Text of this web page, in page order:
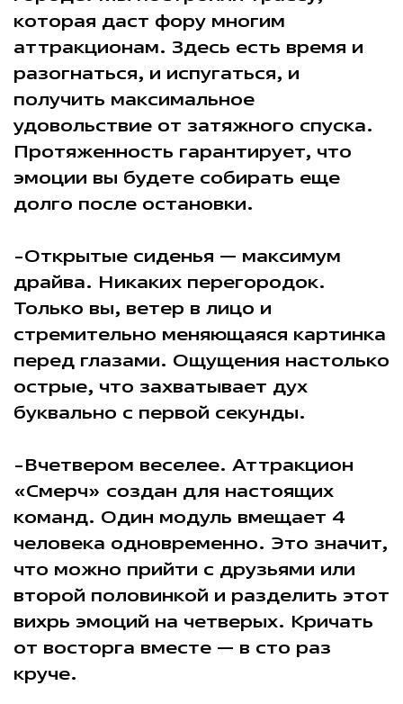
которая даст фору многим
аттракционам. Здесь есть время и
разогнаться, и испугаться, и
получить максимальное
удовольствие от затяжного спуска.
Протяженность гарантирует, что
эмоции вы будете собирать еще
долго после остановки.
-Открытые сиденья — максимум
драйва. Никаких перегородок.
Только вы, ветер в лицо и
стремительно меняющаяся картинка
перед глазами. Ощущения настолько
острые, что захватывает дух
буквально с первой секунды.
-Вчетвером веселее. Аттракцион
«Смерч» создан для настоящих
команд. Один модуль вмещает 4
человека одновременно. Это значит,
что можно прийти с друзьями или
второй половинкой и разделить этот
вихрь эмоций на четверых. Кричать
от восторга вместе — в сто раз
круче.